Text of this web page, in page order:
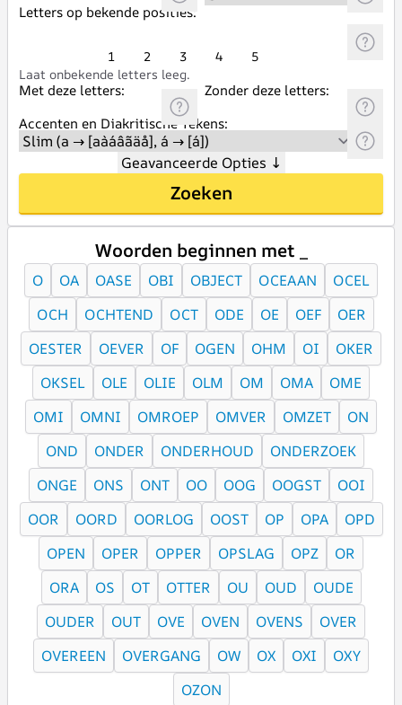
Letters op bekende posities:
1 2 3 4
5
Laat onbekende letters leeg.
Met deze letters:
Zonder deze letters:
Accenten en Diakritische Tekens:
Geavanceerde Opties ↓
Zoeken
Woorden beginnen met _
O OA OASE OBI OBJECT OCEAAN
OCEL
OCH
OCHTEND OCT ODE OE OEF
OER
OESTER
OEVER OF OGEN OHM OI
OKER
OKSEL
OLE OLIE OLM OM OMA
OME
OMI
OMNI OMROEP OMVER OMZET
ON
OND
ONDER ONDERHOUD
ONDERZOEK
ONGE
ONS ONT OO OOG OOGST
OOI
OOR
OORD OORLOG OOST OP OPA
OPD
OPEN
OPER OPPER OPSLAG OPZ
OR
ORA
OS OT OTTER OU OUD
OUDE
OUDER
OUT OVE OVEN OVENS
OVER
OVEREEN
OVERGANG OW OX OXI
OXY
OZON